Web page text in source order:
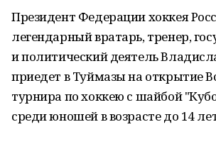
Президент Федерации хоккея
легендарный вратарь, тренер,
и политический деятель
приедет в Туймазы на открытие
турнира по хоккею с шайбой
среди юношей в возрасте до 14